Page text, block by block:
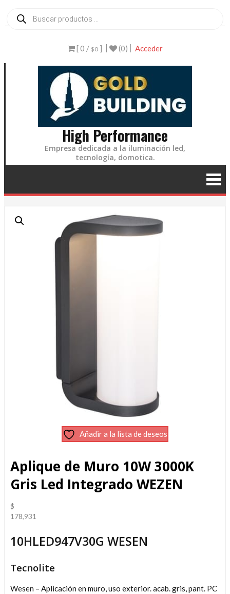
alproductos
[ 0 / $0] (0) Acceder
High Performance
Empresa dedicada a la iluminación led,
tecnología, domotica.
Añadir a la lista de deseos
Aplique de Muro 10W 3000K
Gris Led Integrado WEZEN
$
178,931
10HLED947V30G WESEN
Tecnolite
Wesen – Aplicación en muro, uso exterior. acab. gris, pant. PC